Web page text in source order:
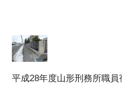
平成28年度山形刑務所職